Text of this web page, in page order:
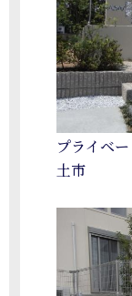
プライベ
土市